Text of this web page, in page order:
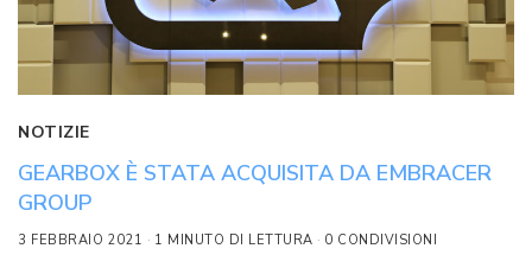
NOTIZIE
GEARBOX È STATA ACQUISITA DA EMBRACER
GROUP
3 FEBBRAIO 2021 1 MINUTO DI LETTURA 0 CONDIVISIONI